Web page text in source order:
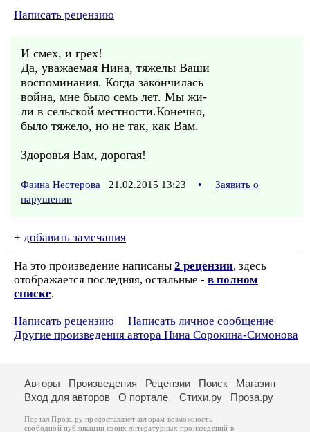
Написать рецензию
И смех, и грех!
Да, уважаемая Нина, тяжелы Ваши
воспоминания. Когда закончилась
война, мне было семь лет. Мы жи-
ли в сельской местности.Конечно,
было тяжело, но не так, как Вам.
Здоровья Вам, дорогая!
Фаина Нестерова 21.02.2015 13:23 •
Заявить о
нарушении
+ добавить замечания
На это произведение написаны 2 рецензии, здесь
отображается последняя, остальные - в полном
списке.
Написать рецензию
Написать личное сообщение
Другие произведения автора Нина Сорокина-Симонова
Авторы Произведения Рецензии Поиск
Магазин
Вход для авторов
О портале Стихи.ру Проза.ру
Портал Проза.ру предоставляет авторам возможность
свободной публикации своих литературных произведений в